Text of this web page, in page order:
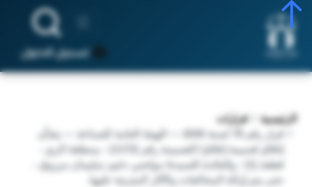
تسجيل الدخول
الرئيسية
قرارات
قرار رقم 78 لسنة 2026 — الهيئة العامة للصناعة — بشأن
إغلاق قسيمة إغلاق/ القسيمة رقم (1172) - بمنطقة الري -
قطعة (1) - والعائدة للسيدة/ مواضي دغيم سليمان مرزوق -
حتى يتم إزالة المخالفات والآثار المترتبة عليها.